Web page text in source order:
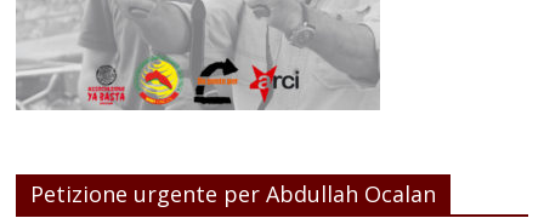
Petizione urgente per Abdullah Ocalan